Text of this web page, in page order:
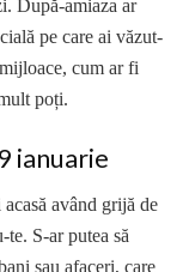
După-amiaza ar
pe care ai văzut-
cum ar fi
poți.
ianuarie
având grijă de
S-ar putea să
sau afaceri, care